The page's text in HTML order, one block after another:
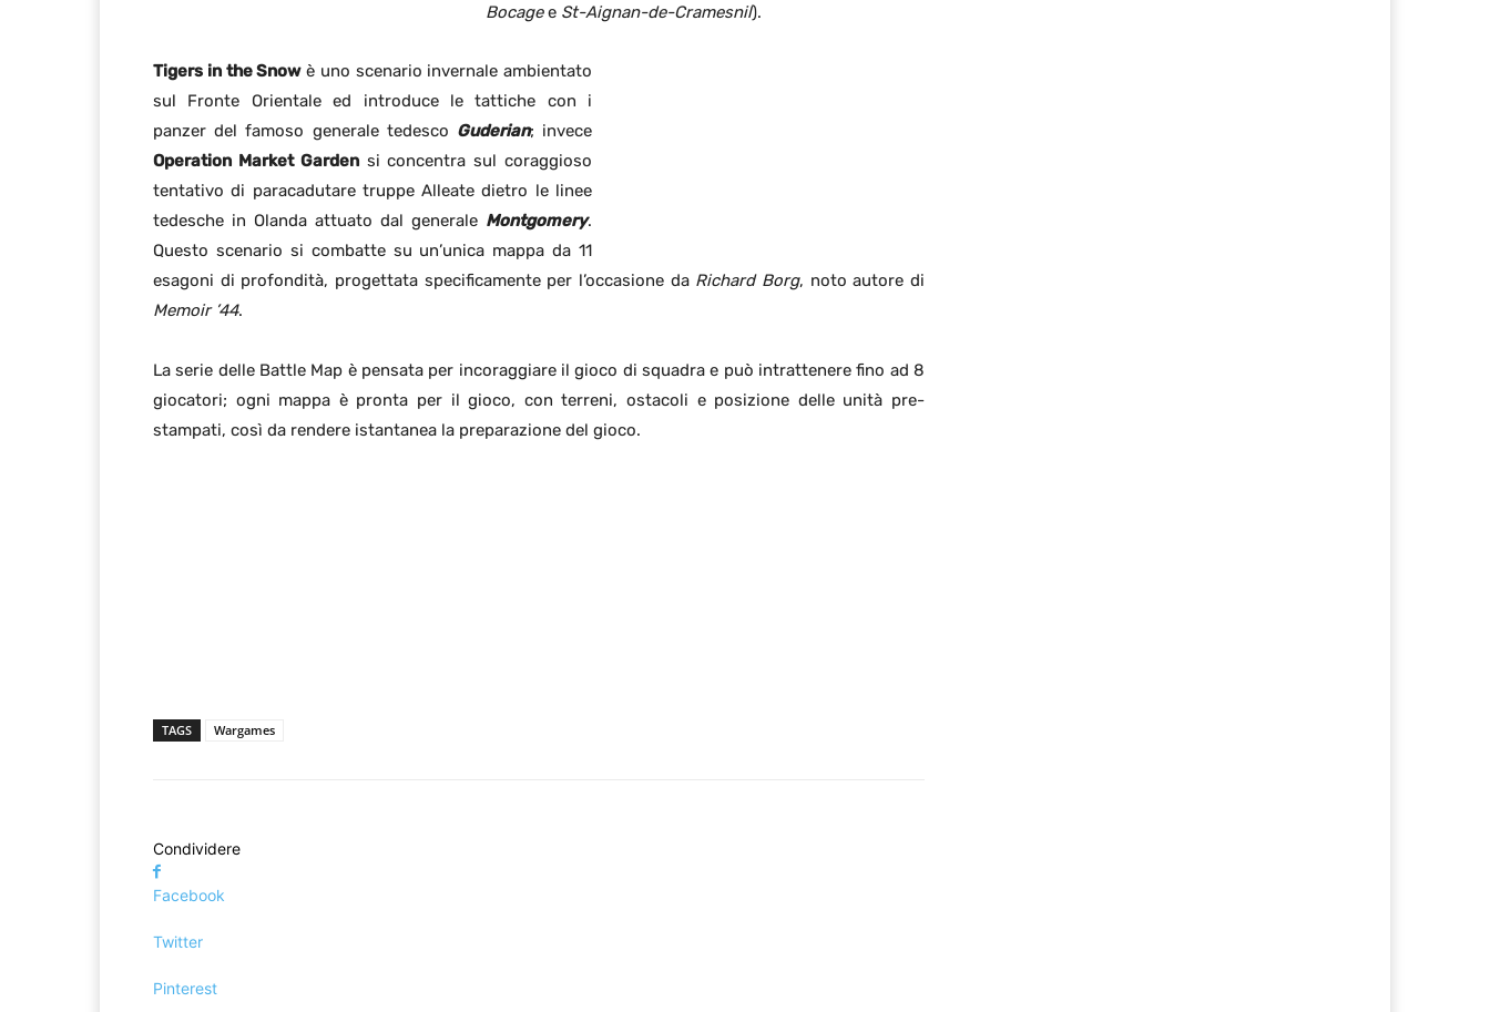
Bocagee St-Aignan-de-Cramesnil).
Tigers in the Snowè uno scenario invernale ambientato
sul Fronte Orientale ed introduce le tattiche con i
panzer del famoso generale tedesco Guderian; invece
Operation Market Gardensi concentra sul coraggioso
tentativo di paracadutare truppe Alleate dietro le linee
tedesche in Olanda attuato dal generale Montgomery.
Questo scenario si combatte su un’unica mappa da 11
esagoni di profondità, progettata specificamente per l’occasione da Richard Borg, noto autore di
Memoir ’44.
La serie delle Battle Map è pensata per incoraggiare il gioco di squadra e può intrattenere fino ad 8
giocatori; ogni mappa è pronta per il gioco, con terreni, ostacoli e posizione delle unità pre-
stampati, così da rendere istantanea la preparazione del gioco.
TAGS Wargames
Condividere
Facebook
Twitter
Pinterest